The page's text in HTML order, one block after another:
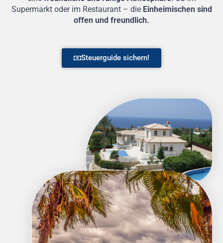
Supermarkt oder im Restaurant – die Einheimischen sind
offen und freundlich.
Steuerguide sichern!